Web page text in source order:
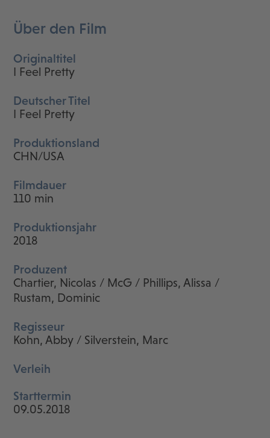
Über den Film
Originaltitel
I Feel Pretty
Deutscher Titel
I Feel Pretty
Produktionsland
CHN/USA
Filmdauer
110 min
Produktionsjahr
2018
Produzent
Chartier, Nicolas / McG / Phillips, Alissa /
Rustam, Dominic
Regisseur
Kohn, Abby / Silverstein, Marc
Verleih
Starttermin
09.05.2018